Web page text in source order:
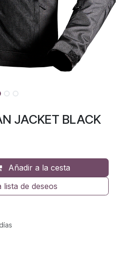
JACKET BLACK
Añadir a la cesta
lista de deseos